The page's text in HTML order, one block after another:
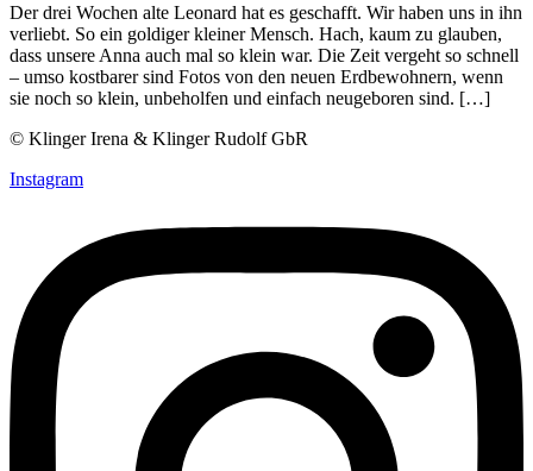
Der drei Wochen alte Leonard hat es geschafft. Wir haben uns in ihn
verliebt. So ein goldiger kleiner Mensch. Hach, kaum zu glauben,
dass unsere Anna auch mal so klein war. Die Zeit vergeht so schnell
– umso kostbarer sind Fotos von den neuen Erdbewohnern, wenn
sie noch so klein, unbeholfen und einfach neugeboren sind. […]
© Klinger Irena & Klinger Rudolf GbR
Instagram